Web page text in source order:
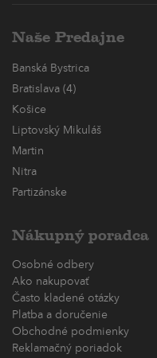
Naše Predajne
Banská Bystrica
Bratislava (4)
Košice
Liptovský Mikuláš
Martin
Nitra
Partizánske
Nákupný poradca
Osobné odbery
Ako nakupovať
Často kladené otázky
Platba a doručenie
Obchodné podmienky
Reklamačný poriadok